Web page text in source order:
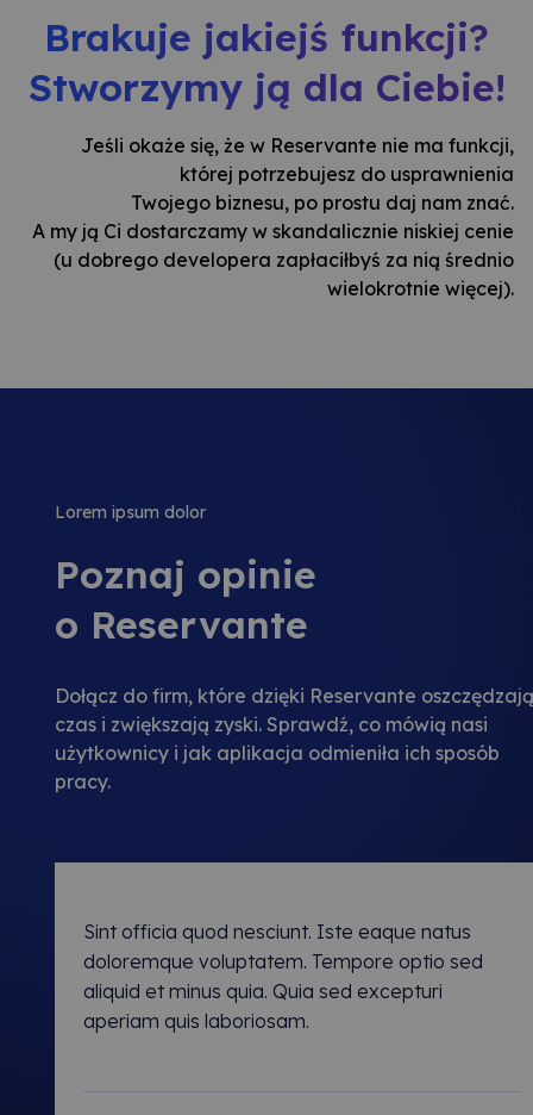
Brakuje jakiejś funkcji?
Stworzymy ją dla Ciebie!
Jeśli okaże się, że w Reservante nie ma funkcji,
której potrzebujesz do usprawnienia
Twojego biznesu, po prostu daj nam znać.
A my ją Ci dostarczamy w skandalicznie niskiej cenie
(u dobrego developera zapłaciłbyś za nią średnio
wielokrotnie więcej).
Lorem ipsum dolor
Poznaj opinie
o Reservante
Dołącz do firm, które dzięki Reservante oszczędzają
czas i zwiększają zyski. Sprawdź, co mówią nasi
użytkownicy i jak aplikacja odmieniła ich sposób
pracy.
Sint officia quod nesciunt. Iste eaque natus
doloremque voluptatem. Tempore optio sed
aliquid et minus quia. Quia sed excepturi
aperiam quis laboriosam.